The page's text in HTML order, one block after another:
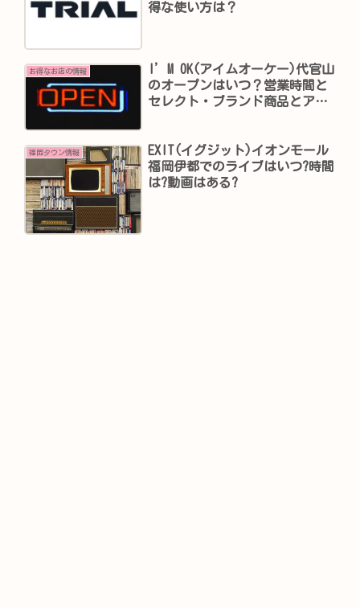
得な使い方は？
お得なお店の情報
I’M OK(アイムオーケー)代官山
のオープンはいつ？営業時間と
セレクト・ブランド商品とアイ
福岡タウン情報
EXIT(イグジット)イオンモール
福岡伊都でのライブはいつ?時間
は?動画はある?